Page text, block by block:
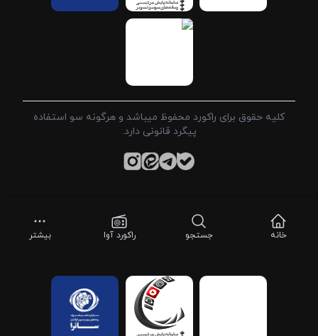
کلیه حقوق برای راکورد محفوظ میباشد و هرگونه سو استفاده
پیگرد قانونی دارد.
خانه جستجو راکورد آوا بیشتر